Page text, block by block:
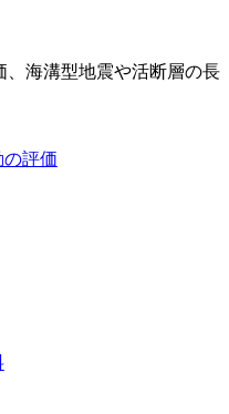
海溝型地震や活断層の長
評価